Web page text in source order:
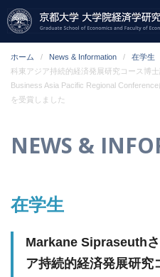
ホーム News & Information 在学生
科東アジア持続的経済発展研究コース博
Business Asia Pacific Regional
を受賞しました
NEWS &
在学生
Markane Sipraseuth
ア持続的経済発展研究